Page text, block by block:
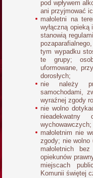
pod wpływem
ani przyjmować
małoletni na
wyłączną opieką
stanowią
tym wypadku
te grupy;
uformowane,
dorosłych;
nie należy
samochodami,
wyraźnej zgody
nie wolno
wychowawczych;
małoletnim nie
zgody; nie wolno
małoletnich
opiekunów
miejscach
Komunii świętej